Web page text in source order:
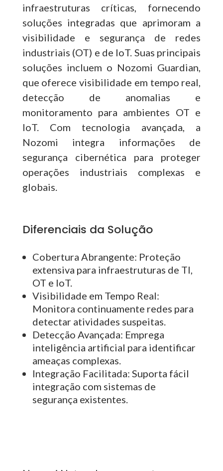
infraestruturas críticas, fornecendo
soluções integradas que aprimoram a
visibilidade e segurança de redes
industriais (OT) e de IoT. Suas principais
soluções incluem o Nozomi Guardian,
que oferece visibilidade em tempo real,
detecção de anomalias e
monitoramento para ambientes OT e
IoT. Com tecnologia avançada, a
Nozomi integra informações de
segurança cibernética para proteger
operações industriais complexas e
globais.
Diferenciais da Solução
Cobertura Abrangente: Proteção
extensiva para infraestruturas de TI,
OT e IoT.
Visibilidade em Tempo Real:
Monitora continuamente redes para
detectar atividades suspeitas.
Detecção Avançada: Emprega
inteligência artificial para identificar
ameaças complexas.
Integração Facilitada: Suporta fácil
integração com sistemas de
segurança existentes.